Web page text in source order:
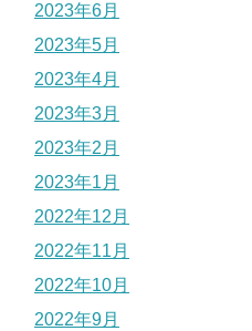
2023年6月
2023年5月
2023年4月
2023年3月
2023年2月
2023年1月
2022年12月
2022年11月
2022年10月
2022年9月